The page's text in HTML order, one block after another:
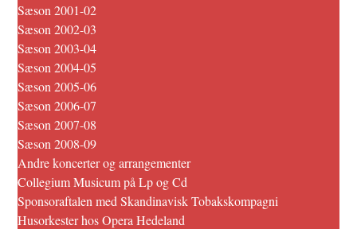
Sæson 2001-02
Sæson 2002-03
Sæson 2003-04
Sæson 2004-05
Sæson 2005-06
Sæson 2006-07
Sæson 2007-08
Sæson 2008-09
Andre koncerter og arrangementer
Collegium Musicum på Lp og Cd
Sponsoraftalen med Skandinavisk Tobakskompagni
Husorkester hos Opera Hedeland